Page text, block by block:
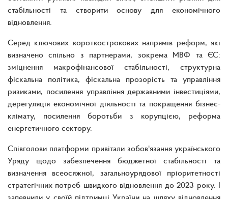
стабільності та створити основу для економічного
відновлення.
Серед ключових короткострокових напрямів реформ, які
визначено спільно з партнерами, зокрема МВФ та ЄС:
зміцнення макрофінансової стабільності, структурна
фіскальна політика, фіскальна прозорість та управління
ризиками, посилення управління державними інвестиціями,
дерегуляція економічної діяльності та покращення бізнес-
клімату, посилення боротьби з корупцією, реформа
енергетичного сектору.
Співголови платформи привітали зобов'язання українського
Уряду щодо забезпечення бюджетної стабільності та
визначення всеосяжної, загальноурядової пріоритетності
стратегічних потреб швидкого відновлення до 2023 року. І